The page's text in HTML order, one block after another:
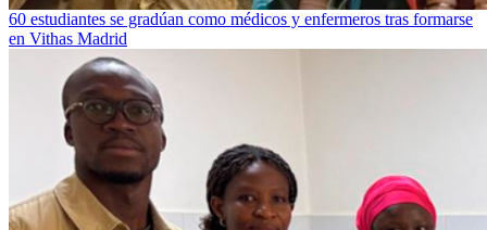
60 estudiantes se gradúan como médicos y enfermeros tras formarse
en Vithas Madrid